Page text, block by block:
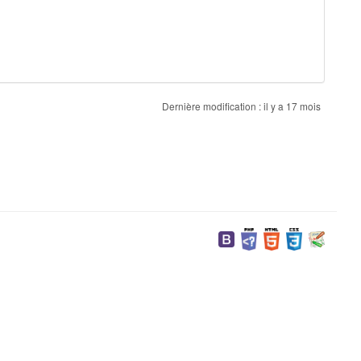
Dernière modification :il y a 17 mois